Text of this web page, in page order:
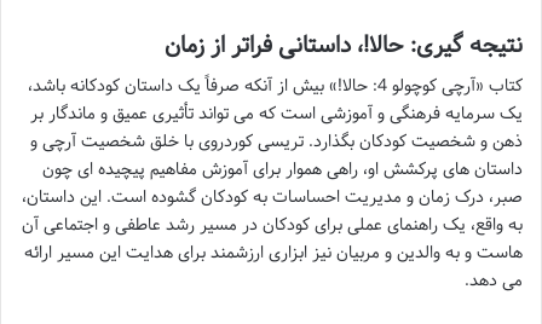
نتیجه گیری: حالا!، داستانی فراتر از زمان
کتاب «آرچی کوچولو 4: حالا!» بیش از آنکه صرفاً یک داستان کودکانه باشد،
یک سرمایه فرهنگی و آموزشی است که می تواند تأثیری عمیق و ماندگار بر
ذهن و شخصیت کودکان بگذارد. تریسی کوردروی با خلق شخصیت آرچی و
داستان های پرکشش او، راهی هموار برای آموزش مفاهیم پیچیده ای چون
صبر، درک زمان و مدیریت احساسات به کودکان گشوده است. این داستان،
به واقع، یک راهنمای عملی برای کودکان در مسیر رشد عاطفی و اجتماعی آن
هاست و به والدین و مربیان نیز ابزاری ارزشمند برای هدایت این مسیر ارائه
می دهد.